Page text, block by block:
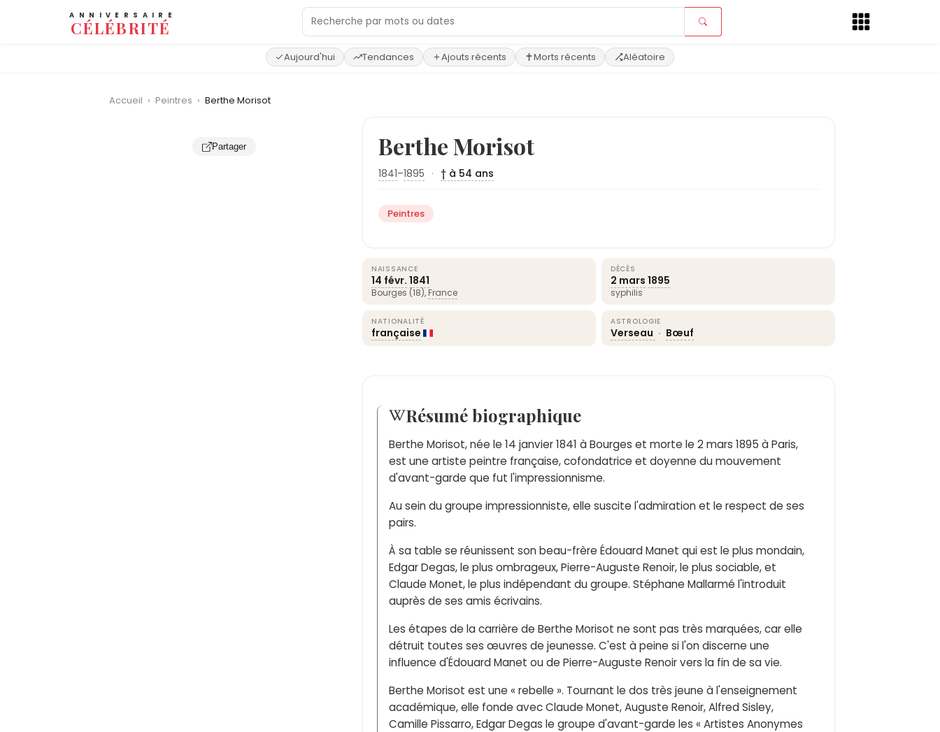
ANNIVERSAIRE
CÉLÉBRITÉ
Aujourd'hui Tendances Ajouts récents Morts récents Aléatoire
Accueil › Peintres › Berthe Morisot
Partager Berthe Morisot
1841–1895 · † à 54 ans
Peintres
NAISSANCE
14 févr. 1841
Bourges (18), France
DÉCÈS
2 mars 1895
syphilis
NATIONALITÉ
française
ASTROLOGIE
Verseau · Bœuf
Résumé biographique
Berthe Morisot, née le 14 janvier 1841 à Bourges et morte le 2 mars 1895 à Paris,
est une artiste peintre française, cofondatrice et doyenne du mouvement
d'avant-garde que fut l'impressionnisme.
Au sein du groupe impressionniste, elle suscite l'admiration et le respect de ses
pairs.
À sa table se réunissent son beau-frère Édouard Manet qui est le plus mondain,
Edgar Degas, le plus ombrageux, Pierre-Auguste Renoir, le plus sociable, et
Claude Monet, le plus indépendant du groupe. Stéphane Mallarmé l'introduit
auprès de ses amis écrivains.
Les étapes de la carrière de Berthe Morisot ne sont pas très marquées, car elle
détruit toutes ses œuvres de jeunesse. C'est à peine si l'on discerne une
influence d'Édouard Manet ou de Pierre-Auguste Renoir vers la fin de sa vie.
Berthe Morisot est une « rebelle ». Tournant le dos très jeune à l'enseignement
académique, elle fonde avec Claude Monet, Auguste Renoir, Alfred Sisley,
Camille Pissarro, Edgar Degas le groupe d'avant-garde les « Artistes Anonymes